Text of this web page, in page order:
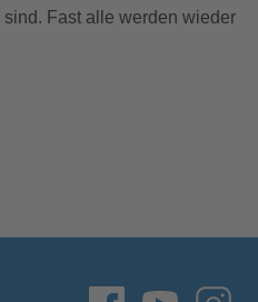
Fast alle werden wieder